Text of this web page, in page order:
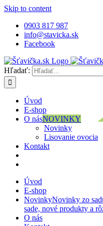
Skip to content
0903 817 987
info@stavicka.sk
Facebook
Hľadať:
Úvod
E-shop
O násNOVINKY
Novinky
Lisovanie ovocia
Kontakt
Úvod
E-shop
NovinkyNovinky zo
sade, nové produkty a
O nás